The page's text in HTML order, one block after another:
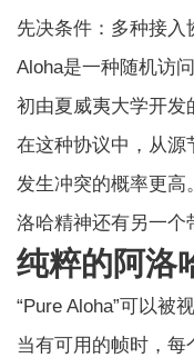
先决条件： 多种接入
Aloha是一种随机访
初由夏威夷大学开发
在这种协议中，从源
发生冲突的概率更高
洛哈精神还有另一个
纯粹的阿洛
“Pure Aloha”可以被
当有可用的帧时，每